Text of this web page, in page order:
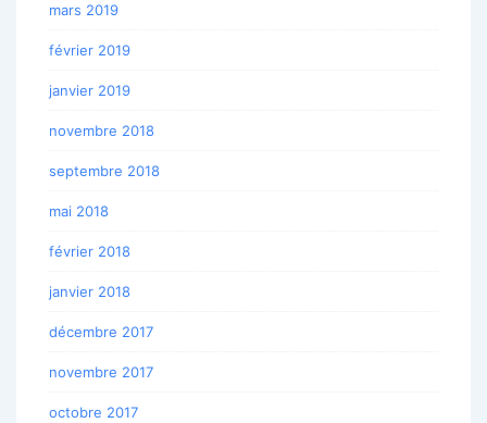
mars 2019
février 2019
janvier 2019
novembre 2018
septembre 2018
mai 2018
février 2018
janvier 2018
décembre 2017
novembre 2017
octobre 2017